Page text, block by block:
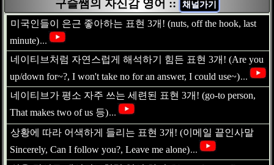
구슬쌤의 자신감 영어 :: 채널가기
미국인들이 은근 좋아하는 표현 3개! (nuts, off the hook, last
minute)...
네이티브처럼 자연스럽게 해석하기 힘든 표현 3개! (Are you
up/down for~?, I won't take no for an answer, I could use~)...
네이티브가 평소 자주 쓰는 세련된 표현 3개! (go-to person,
That makes two of us 등)...
상황에 따라 어색하게 들리는 표현 3개! (이메일 끝인사말
Sincerely, Can I follow you?, Leave me alone)...